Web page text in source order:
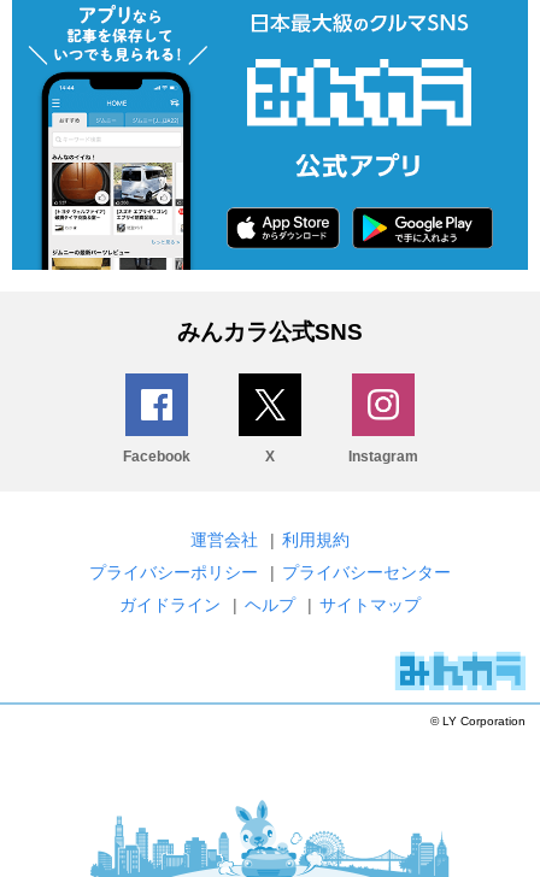
みんカラ公式SNS
Facebook X Instagram
運営会社 | 利用規約
プライバシーポリシー
| プライバシーセンター
ガイドライン
| ヘルプ | サイトマップ
© LY Corporation